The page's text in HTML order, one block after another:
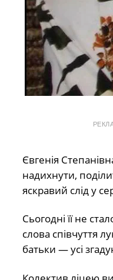
Євгенія
надихнути,
яскравий слід у
Сьогодні її не
слова співчуття
батьки — усі